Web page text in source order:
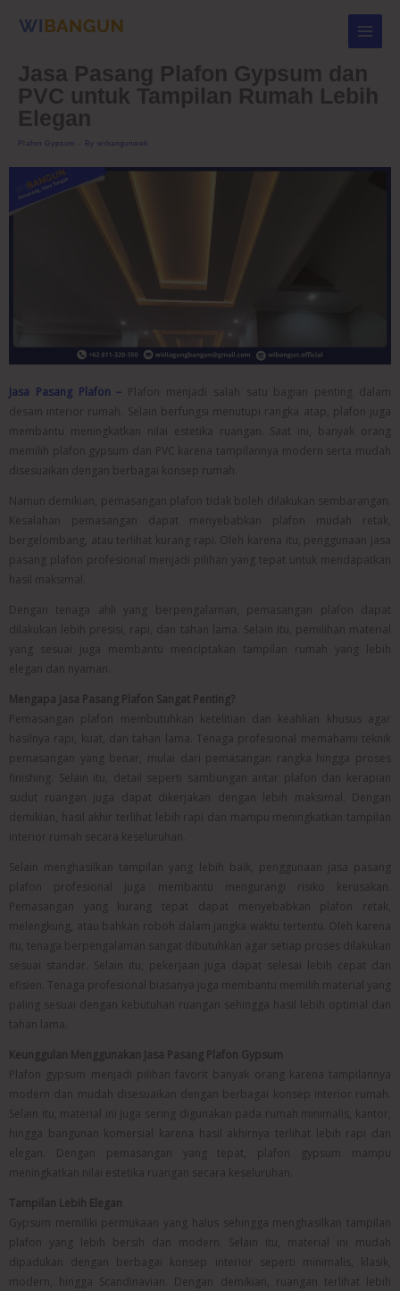
Jasa Pasang Plafon Gypsum dan
PVC untuk Tampilan Rumah Lebih
Elegan
Plafon Gypsum - By wibangunweb
Jasa Pasang Plafon – Plafon menjadi salah satu bagian penting dalam
desain interior rumah. Selain berfungsi menutupi rangka atap, plafon juga
membantu meningkatkan nilai estetika ruangan. Saat ini, banyak orang
memilih plafon gypsum dan PVC karena tampilannya modern serta mudah
disesuaikan dengan berbagai konsep rumah.
Namun demikian, pemasangan plafon tidak boleh dilakukan sembarangan.
Kesalahan pemasangan dapat menyebabkan plafon mudah retak,
bergelombang, atau terlihat kurang rapi. Oleh karena itu, penggunaan jasa
pasang plafon profesional menjadi pilihan yang tepat untuk mendapatkan
hasil maksimal.
Dengan tenaga ahli yang berpengalaman, pemasangan plafon dapat
dilakukan lebih presisi, rapi, dan tahan lama. Selain itu, pemilihan material
yang sesuai juga membantu menciptakan tampilan rumah yang lebih
elegan dan nyaman.
Mengapa Jasa Pasang Plafon Sangat Penting?
Pemasangan plafon membutuhkan ketelitian dan keahlian khusus agar
hasilnya rapi, kuat, dan tahan lama. Tenaga profesional memahami teknik
pemasangan yang benar, mulai dari pemasangan rangka hingga proses
finishing. Selain itu, detail seperti sambungan antar plafon dan kerapian
sudut ruangan juga dapat dikerjakan dengan lebih maksimal. Dengan
demikian, hasil akhir terlihat lebih rapi dan mampu meningkatkan tampilan
interior rumah secara keseluruhan.
Selain menghasilkan tampilan yang lebih baik, penggunaan jasa pasang
plafon profesional juga membantu mengurangi risiko kerusakan.
Pemasangan yang kurang tepat dapat menyebabkan plafon retak,
melengkung, atau bahkan roboh dalam jangka waktu tertentu. Oleh karena
itu, tenaga berpengalaman sangat dibutuhkan agar setiap proses dilakukan
sesuai standar. Selain itu, pekerjaan juga dapat selesai lebih cepat dan
efisien. Tenaga profesional biasanya juga membantu memilih material yang
paling sesuai dengan kebutuhan ruangan sehingga hasil lebih optimal dan
tahan lama.
Keunggulan Menggunakan Jasa Pasang Plafon Gypsum
Plafon gypsum menjadi pilihan favorit banyak orang karena tampilannya
modern dan mudah disesuaikan dengan berbagai konsep interior rumah.
Selain itu, material ini juga sering digunakan pada rumah minimalis, kantor,
hingga bangunan komersial karena hasil akhirnya terlihat lebih rapi dan
elegan. Dengan pemasangan yang tepat, plafon gypsum mampu
meningkatkan nilai estetika ruangan secara keseluruhan.
Tampilan Lebih Elegan
Gypsum memiliki permukaan yang halus sehingga menghasilkan tampilan
plafon yang lebih bersih dan modern. Selain itu, material ini mudah
dipadukan dengan berbagai konsep interior seperti minimalis, klasik,
modern, hingga Scandinavian. Dengan demikian, ruangan terlihat lebih